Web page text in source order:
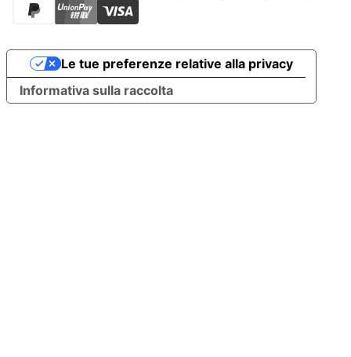
Informativa sulla raccolta
Le tue preferenze relative alla privacy